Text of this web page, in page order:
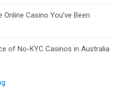
Casino You’ve Been
of No-KYC Casinos in Australia